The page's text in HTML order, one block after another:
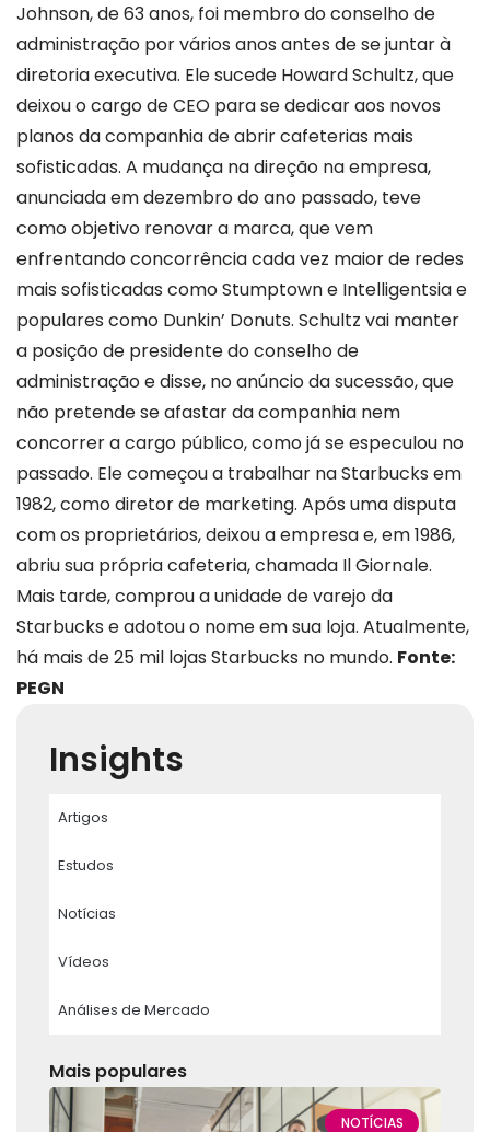
Johnson, de 63 anos, foi membro do conselho de
administração por vários anos antes de se juntar à
diretoria executiva. Ele sucede Howard Schultz, que
deixou o cargo de CEO para se dedicar aos novos
planos da companhia de abrir cafeterias mais
sofisticadas. A mudança na direção na empresa,
anunciada em dezembro do ano passado, teve
como objetivo renovar a marca, que vem
enfrentando concorrência cada vez maior de redes
mais sofisticadas como Stumptown e Intelligentsia e
populares como Dunkin’ Donuts. Schultz vai manter
a posição de presidente do conselho de
administração e disse, no anúncio da sucessão, que
não pretende se afastar da companhia nem
concorrer a cargo público, como já se especulou no
passado. Ele começou a trabalhar na Starbucks em
1982, como diretor de marketing. Após uma disputa
com os proprietários, deixou a empresa e, em 1986,
abriu sua própria cafeteria, chamada Il Giornale.
Mais tarde, comprou a unidade de varejo da
Starbucks e adotou o nome em sua loja. Atualmente,
há mais de 25 mil lojas Starbucks no mundo. Fonte:
PEGN
Insights
Artigos
Estudos
Notícias
Vídeos
Análises de Mercado
Mais populares
NOTÍCIAS